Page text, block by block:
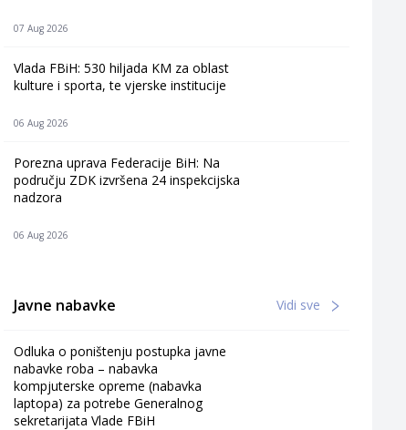
07 Aug 2026
Vlada FBiH: 530 hiljada KM za oblast
kulture i sporta, te vjerske institucije
06 Aug 2026
Porezna uprava Federacije BiH: Na
području ZDK izvršena 24 inspekcijska
nadzora
06 Aug 2026
Javne nabavke Vidi sve
Odluka o poništenju postupka javne
nabavke roba – nabavka
kompjuterske opreme (nabavka
laptopa) za potrebe Generalnog
sekretarijata Vlade FBiH